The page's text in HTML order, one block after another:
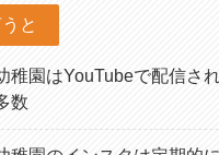
と
稚園はYouTubeで配信さ
数